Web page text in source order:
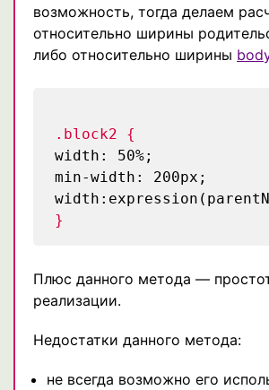
возможность, тогда делаем
относительно ширины
либо относительно ширины
.block2 {
width: 50%;
min-width: 200px;
}
Плюс данного метода —
реализации.
Недостатки данного метода:
не всегда возможно его